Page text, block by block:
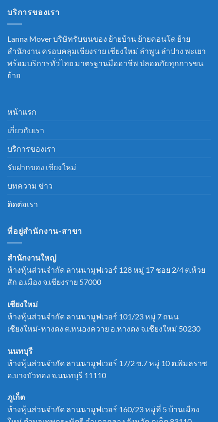
บริการของเรา
Lanna Mover บริษัทรับขนของ ย้ายบ้าน ย้ายคอนโด ย้าย
สำนักงาน ครอบคลุมเชียงราย เชียงใหม่ ลำพูน ลำปาง พะเยา
พร้อมบริการทั่วไทย มาตรฐานมืออาชีพ ปลอดภัยทุกการขน
ย้าย
หน้าแรก
เกี่ยวกับเรา
บริการของเรา
รับฝากของ เชียงใหม่
บทความ ข่าว
ติดต่อเรา
ที่อยู่สำนักงาน-สาขา
สำนักงานใหญ่
ห้างหุ้นส่วนจำกัด ลานนามูฟเวอร์ 128 หมู่ 17 ชอย 2/4 ต.ห้วย
สัก อ.เมือง จ.เชียงราย 57000
เชียงใหม่
ห้างหุ้นส่วนจำกัด ลานนามูฟเวอร์ 101/23 หมู่ 7 ถนน
เชียงใหม่-หางดง ต.หนองควาย อ.หางดง จ.เชียงใหม่ 50230
นนทบุรี
ห้างหุ้นส่วนจำกัด ลานนามูฟเวอร์ 17/2 ซ.7 หมู่ 10 ต.พิมลราช
อ.บางบัวทอง จ.นนทบุรี 11110
ภูเก็ต
ห้างหุ้นส่วนจำกัด ลานนามูฟเวอร์ 160/23 หมู่ที่ 5 บ้านเมือง